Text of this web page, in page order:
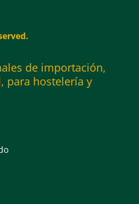
de importación,
para hostelería y